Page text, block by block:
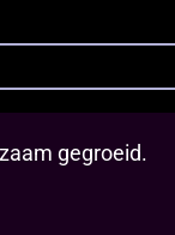
gegroeid.